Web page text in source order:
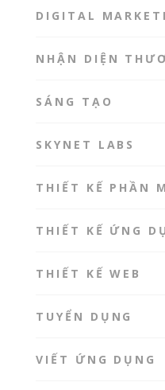
DIGITAL
NHẬN DIỆN
SÁNG TẠO
SKYNET LABS
THIẾT KẾ PHẦN
THIẾT KẾ ỨNG
THIẾT KẾ WEB
TUYỂN DỤNG
VIẾT ỨNG DỤNG